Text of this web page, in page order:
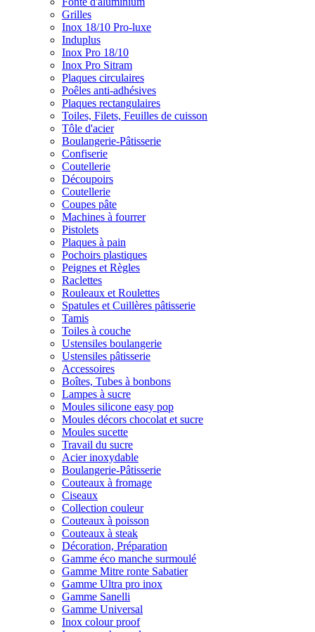
Grilles
Inox 18/10 Pro-luxe
Induplus
Inox Pro 18/10
Inox Pro Sitram
Plaques circulaires
Poêles anti-adhésives
Plaques rectangulaires
Toiles, Filets, Feuilles de cuisson
Tôle d'acier
Boulangerie-Pâtisserie
Confiserie
Coutellerie
Découpoirs
Coutellerie
Coupes pâte
Machines à fourrer
Pistolets
Plaques à pain
Pochoirs plastiques
Peignes et Règles
Raclettes
Rouleaux et Roulettes
Spatules et Cuillères pâtisserie
Tamis
Toiles à couche
Ustensiles boulangerie
Ustensiles pâtisserie
Accessoires
Boîtes, Tubes à bonbons
Lampes à sucre
Moules silicone easy pop
Moules décors chocolat et sucre
Moules sucette
Travail du sucre
Acier inoxydable
Boulangerie-Pâtisserie
Couteaux à fromage
Ciseaux
Collection couleur
Couteaux à poisson
Couteaux à steak
Décoration, Préparation
Gamme éco manche surmoulé
Gamme Mitre ronte Sabatier
Gamme Ultra pro inox
Gamme Sanelli
Gamme Universal
Inox colour proof